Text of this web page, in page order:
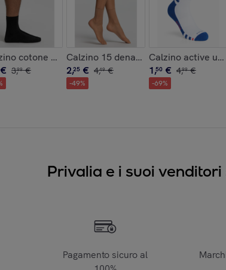
cotone uomo
€ 3,99 €
Calzino 15 denari x2
2,25 € 4,49 €
-49%
Calzino active up
1,50 € 4,99 €
-69%
Privalia e i suoi
Pagamento sicuro al